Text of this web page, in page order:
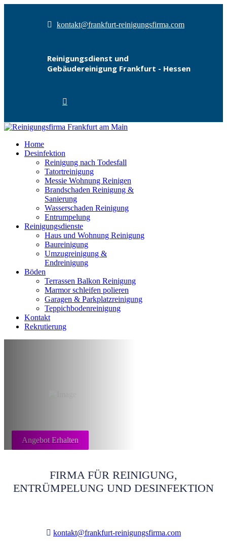
kontakt@frankfurt-reinigungsfirma.com
Reinigungsdienst und
Gebäudereinigung Frankfurt - Hessen
Home
Desinfektion
Reinigung nach Todesfall
Tatortreinigung
Messie Wohnung Reinigen
Brandschaden Reinigung &
Sanierung
Wasserschaden Reinigung
Entrumpelung
Reinigungsdienste
Haus und Wohnung Reinigung
Baureinigung
Umzugreinigung &
Endreinigung
Böden
Terrassen Balkon Reinigung
Marmor schleifen polieren
Garagen & Parkplatzreinigung
Teppichbodenreinigung
Kontakt
Rekrutierung
Angebot Erhalten
FIRMA FÜR REINIGUNG,
ENTRÜMPELUNG UND DESINFEKTION
kontakt@frankfurt-reinigungsfirma.com